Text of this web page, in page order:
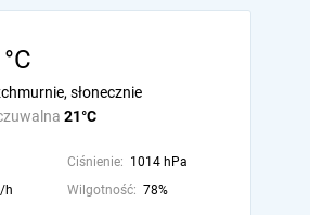
21°C
słonecznie
Ciśnienie: 1014 hPa
h Wilgotność: 78%